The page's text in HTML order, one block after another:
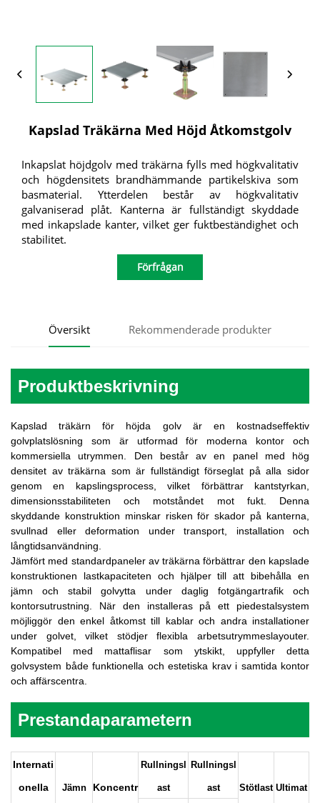
Kapslad Träkärna Med Höjd Åtkomstgolv
Inkapslat höjdgolv med träkärna fylls med högkvalitativ
och högdensitets brandhämmande partikelskiva som
basmaterial. Ytterdelen består av högkvalitativ
galvaniserad plåt. Kanterna är fullständigt skyddade
med inkapslade kanter, vilket ger fuktbeständighet och
stabilitet.
Förfrågan
Översikt Rekommenderade produkter
Produktbeskrivning
Kapslad träkärn för höjda golv är en kostnadseffektiv
golvplatslösning som är utformad för moderna kontor och
kommersiella utrymmen. Den består av en panel med hög
densitet av träkärna som är fullständigt förseglat på alla sidor
genom en kapslingsprocess, vilket förbättrar kantstyrkan,
dimensionsstabiliteten och motståndet mot fukt. Denna
skyddande konstruktion minskar risken för skador på kanterna,
svullnad eller deformation under transport, installation och
långtidsanvändning.
Jämfört med standardpaneler av träkärna förbättrar den kapslade
konstruktionen lastkapaciteten och hjälper till att bibehålla en
jämn och stabil golvytta under daglig fotgängartrafik och
kontorsutrustning. När den installeras på ett piedestalsystem
möjliggör den enkel åtkomst till kablar och andra installationer
under golvet, vilket stödjer flexibla arbetsutrymmeslayouter.
Kompatibel med mattaflisar som ytskikt, uppfyller detta
golvsystem både funktionella och estetiska krav i samtida kontor
och affärscentra.
Prestandaparametern
Internati
onella
Jämn
Koncentr
Rullningsl
ast
Rullningsl
ast Stötlast Ultimat